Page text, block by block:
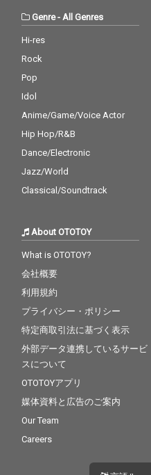
Genre-All Genres
Hi-res
Rock
Pop
Idol
Anime/Game/Voice Actor
Hip Hop/R&B
Dance/Electronic
Jazz/World
Classical/Soundtrack
About OTOTOY
What is OTOTOY?
会社概要
利用規約
プライバシー・ポリシー
特定商取引法に基づく表示
外部データ連携しているサービ
スについて
OTOTOYアプリ
媒体資料と広告のご案内
Our Team
Careers